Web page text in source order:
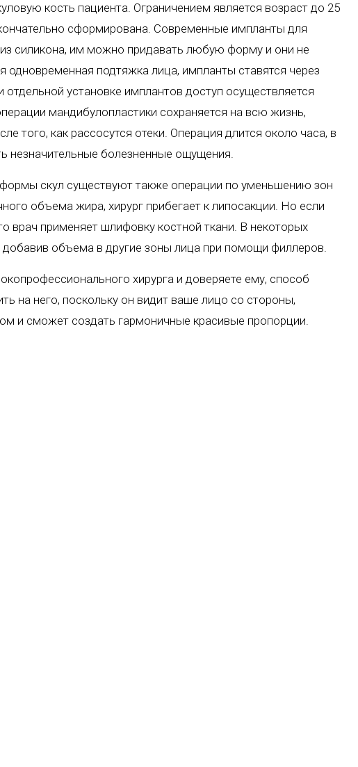
кость пациента. Ограничением является возраст до 25
сформирована. Современные импланты для
силикона, им можно придавать любую форму и они не
подтяжка лица, импланты ставятся через
установке имплантов доступ осуществляется
мандибулопластики сохраняется на всю жизнь,
того, как рассосутся отеки. Операция длится около часа, в
незначительные болезненные ощущения.
скул существуют также операции по уменьшению зон
объема жира, хирург прибегает к липосакции. Но если
врач применяет шлифовку костной ткани. В некоторых
объема в другие зоны лица при помощи филлеров.
хирурга и доверяете ему, способ
на него, поскольку он видит ваше лицо со стороны,
и сможет создать гармоничные красивые пропорции.